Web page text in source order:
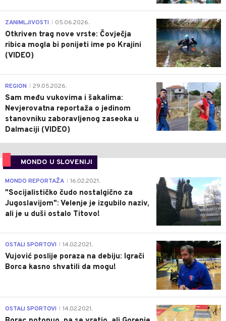
0
ZANIMLJIVOSTI 05.06.2026.
Otkriven trag nove vrste: Čovječja
ribica mogla bi ponijeti ime po Krajini
(VIDEO)
0
REGION 29.05.2026.
Sam među vukovima i šakalima:
Nevjerovatna reportaža o jedinom
stanovniku zaboravljenog zaseoka u
Dalmaciji (VIDEO)
MONDO U SLOVENIJI
4
MONDO REPORTAŽA 16.02.2021.
"Socijalističko čudo nostalgično za
Jugoslavijom": Velenje je izgubilo naziv,
ali je u duši ostalo Titovo!
1
OSTALI SPORTOVI 14.02.2021.
Vujović poslije poraza na debiju: Igrači
Borca kasno shvatili da mogu!
3
OSTALI SPORTOVI 14.02.2021.